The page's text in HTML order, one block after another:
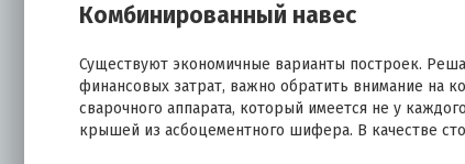
Комбинированный навес
Существуют экономичные варианты построек.
финансовых затрат, важно обратить внимание на
сварочного аппарата, который имеется не у
крышей из асбоцементного шифера. В качестве